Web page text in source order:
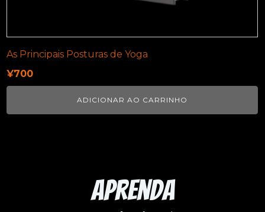
As Principais Posturas de Yoga
¥700
ADICIONAR AO CARRINHO
Aprenda